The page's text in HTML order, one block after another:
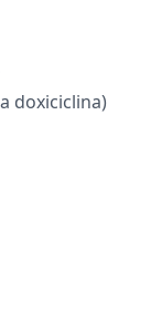
doxiciclina)